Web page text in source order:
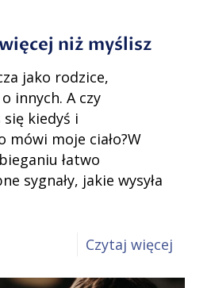
niż myślisz
jako rodzice,
innych. A czy
się kiedyś i
mówi moje ciało?W
łatwo
sygnały, jakie wysyła
Czytaj więcej